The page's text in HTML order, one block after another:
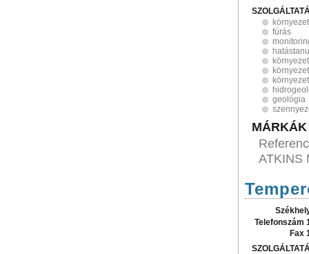
fúrás
geológia
MÁRKÁK
ATKINS
Telefonszám
Fax